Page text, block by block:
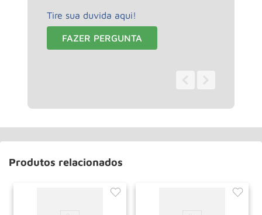
Tire sua duvida aqui!
FAZER PERGUNTA
Produtos relacionados